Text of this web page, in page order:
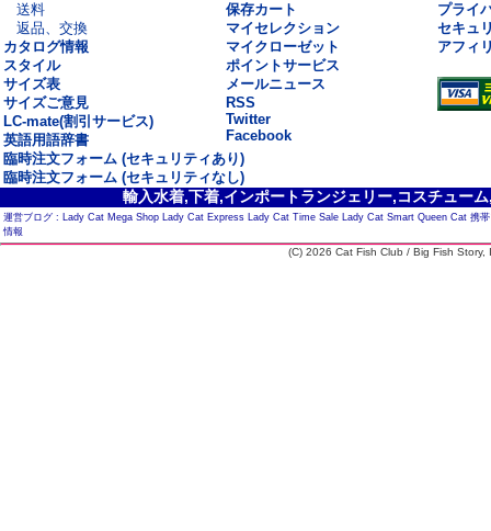
送料
返品、交換
カタログ情報
スタイル
サイズ表
サイズご意見
LC-mate(割引サービス)
英語用語辞書
保存カート
マイセレクション
マイクローゼット
ポイントサービス
メールニュース
RSS
Twitter
Facebook
プライ
セキュ
アフィ
臨時注文フォーム (セキュリティあり)
臨時注文フォーム (セキュリティなし)
輸入水着,下着,インポートランジェリー,コスチュー
運営ブログ : Lady Cat Mega Shop Lady Cat Express Lady Cat Time Sale Lady Cat Smart Queen Cat 携
情報
(C) 2026 Cat Fish Club / Big Fish Story,